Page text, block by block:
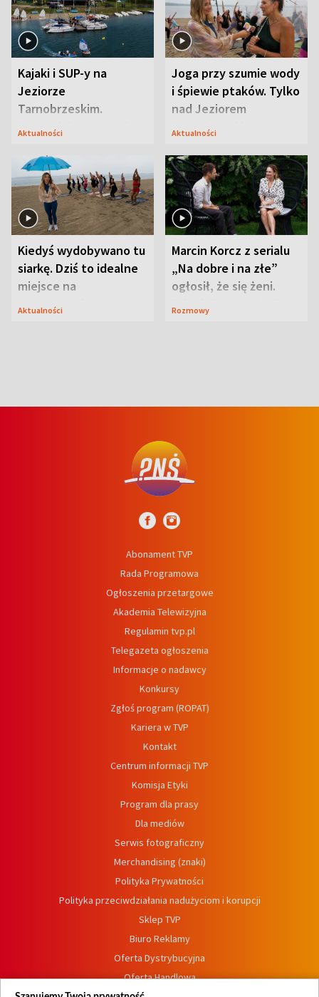
Kajaki i SUP-y na
Jeziorze
Tarnobrzeskim.
Przyrodnicy zwracają
Aktualności
Joga przy szumie wody
i śpiewie ptaków. Tylko
nad Jeziorem
Tarnobrzeskim
Aktualności
Kiedyś wydobywano tu
siarkę. Dziś to idealne
miejsce na
wypoczynek
Aktualności
Marcin Korcz z serialu
„Na dobre i na złe”
ogłosił, że się żeni.
Zdradził, co zmienił
Rozmowy
Abonament TVP
Rada Programowa
Ogłoszenia przetargowe
Akademia Telewizyjna
Regulamin tvp.pl
Telegazeta ogłoszenia
Informacje o nadawcy
Konkursy
Zgłoś program (ROPAT)
Kariera w TVP
Kontakt
Centrum informacji TVP
Komisja Etyki
Program dla prasy
Dla mediów
Serwis fotograficzny
Merchandising (znaki)
Polityka Prywatności
Polityka przeciwdziałania nadużyciom i korupcji
Sklep TVP
Biuro Reklamy
Oferta Dystrybucyjna
Oferta Handlowa